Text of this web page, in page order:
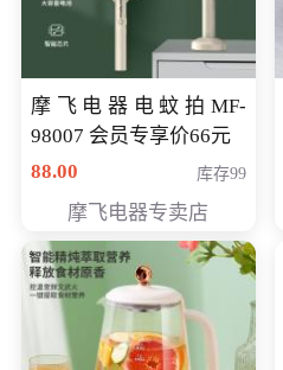
摩飞电器电蚊拍MF-
98007 会员专享价66元
88.00
库存99
摩飞电器专卖店